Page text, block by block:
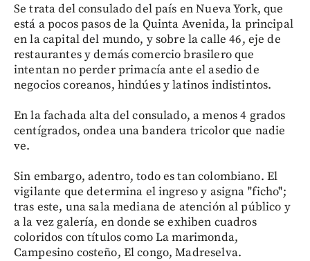
Se trata del consulado del país en Nueva York, que
está a pocos pasos de la Quinta Avenida, la principal
en la capital del mundo, y sobre la calle 46, eje de
restaurantes y demás comercio brasilero que
intentan no perder primacía ante el asedio de
negocios coreanos, hindúes y latinos indistintos.
En la fachada alta del consulado, a menos 4 grados
centígrados, ondea una bandera tricolor que nadie
ve.
Sin embargo, adentro, todo es tan colombiano. El
vigilante que determina el ingreso y asigna "ficho";
tras este, una sala mediana de atención al público y
a la vez galería, en donde se exhiben cuadros
coloridos con títulos como La marimonda,
Campesino costeño, El congo, Madreselva.